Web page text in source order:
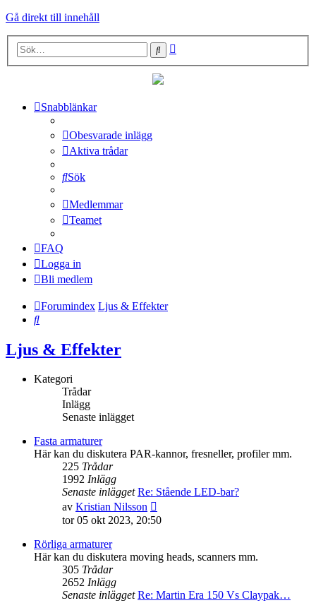
Gå direkt till innehåll
Sök
Snabblänkar
Obesvarade inlägg
Aktiva trådar
Sök
Medlemmar
Teamet
FAQ
Logga in
Bli medlem
Forumindex Ljus & Effekter
Sök
Ljus & Effekter
Kategori
Trådar
Inlägg
Senaste inlägget
Fasta armaturer
Här kan du diskutera PAR-kannor, fresneller, profiler mm.
225 Trådar
1992 Inlägg
Senaste inlägget Re: Stående LED-bar?
av Kristian Nilsson
till
inlägget
tor 05 okt 2023, 20:50
Rörliga armaturer
Här kan du diskutera moving heads, scanners mm.
305 Trådar
2652 Inlägg
Senaste inlägget Re: Martin Era 150 Vs Claypak…